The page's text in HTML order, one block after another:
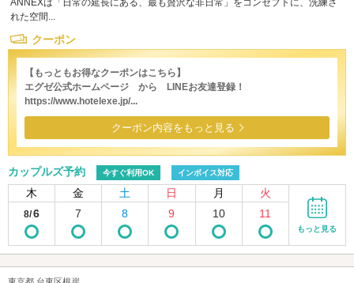
ANNEXは「日常の延長にある、最も贅沢な非日常」をコンセプトに、洗練さ
れた空間...
クーポン
【もっともお得なクーポンはこちら】
エグゼ公式ホームページ から LINEお友達登録！
https://www.hotelexe.jp/...
クーポン内容をもっと見る
カップルズ予約 今すぐ利用OK インボイス対応
木 金 土 日 月 火
8/6 7 8 9 10 11
もっと見る